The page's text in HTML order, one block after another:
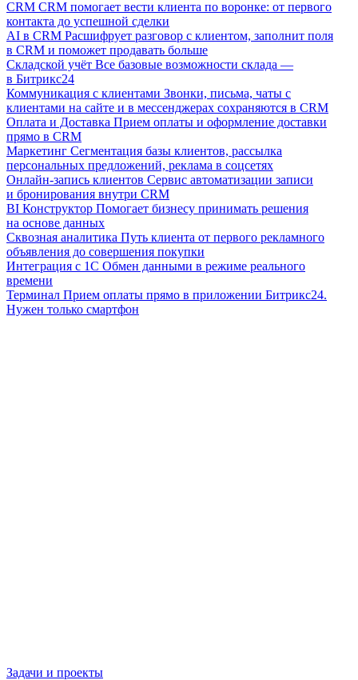
CRM CRM помогает вести клиента по воронке: от первого
контакта до успешной сделки
AI в CRM Расшифрует разговор с клиентом, заполнит поля
в CRM и поможет продавать больше
Складской учёт Все базовые возможности склада —
в Битрикс24
Коммуникация с клиентами Звонки, письма, чаты с
клиентами на сайте и в мессенджерах сохраняются в CRM
Оплата и Доставка Прием оплаты и оформление доставки
прямо в CRM
Маркетинг Сегментация базы клиентов, рассылка
персональных предложений, реклама в соцсетях
Онлайн-запись клиентов Сервис автоматизации записи
и бронирования внутри CRM
BI Конструктор Помогает бизнесу принимать решения
на основе данных
Сквозная аналитика Путь клиента от первого рекламного
объявления до совершения покупки
Интеграция с 1С Обмен данными в режиме реального
времени
Терминал Прием оплаты прямо в приложении Битрикс24.
Нужен только смартфон
Задачи и проекты